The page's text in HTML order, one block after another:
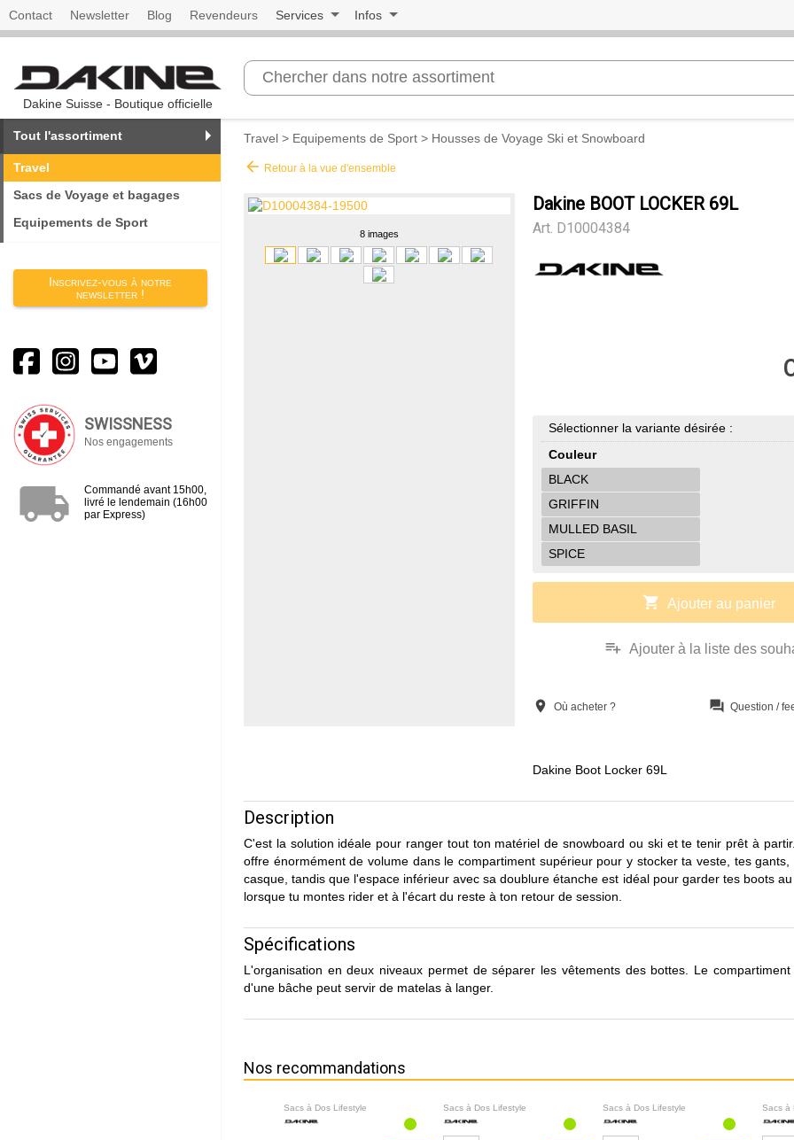
Contact Newsletter Blog Revendeurs Services Infos
Dakine Suisse - Boutique officielle
Tout l'assortiment
Travel
Sacs de Voyage et bagages
Equipements de Sport
Inscrivez-vous à notre
newsletter !
SWISSNESS
Nos engagements
local_shipping
Commandé avant 15h00,
livré le lendemain (16h00
par Express)
Travel > Equipements de Sport > Housses de Voyage Ski et Snowboard
arrow_back Retour à la vue d'ensemble
8 images
Dakine BOOT LOCKER 69L
Art. D10004384
Sélectionner la variante désirée :
Couleur
BLACK
GRIFFIN
MULLED BASIL
SPICE
shopping_cart Ajouter au panier
playlist_add Ajouter à la liste des
location_on Où acheter ? question_answer Question /
Dakine Boot Locker 69L
Description
C'est la solution idéale pour ranger tout ton matériel de snowboard ou ski et te tenir prêt à
offre énormément de volume dans le compartiment supérieur pour y stocker ta veste, tes gants,
casque, tandis que l'espace inférieur avec sa doublure étanche est idéal pour garder tes boots
lorsque tu montes rider et à l'écart du reste à ton retour de session.
Spécifications
L'organisation en deux niveaux permet de séparer les vêtements des bottes. Le
d'une bâche peut servir de matelas à langer.
Nos recommandations
Sacs à Dos Lifestyle Sacs à Dos Lifestyle Sacs à Dos Lifestyle Sacs à